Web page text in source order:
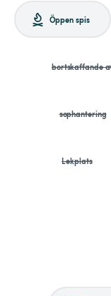
Öppen spis
bortskaffande
sophantering
Lekplats